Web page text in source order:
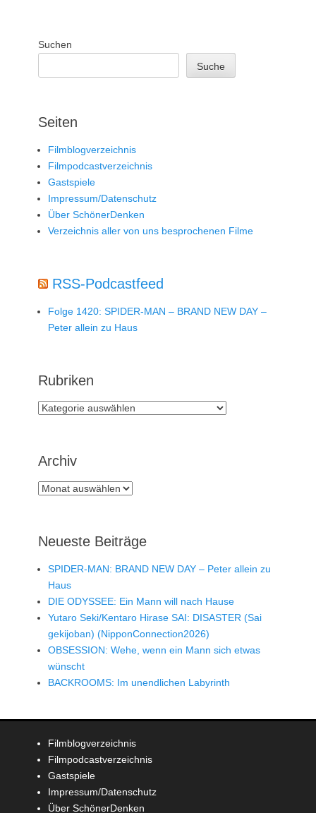
Suchen
Suche
Seiten
Filmblogverzeichnis
Filmpodcastverzeichnis
Gastspiele
Impressum/Datenschutz
Über SchönerDenken
Verzeichnis aller von uns besprochenen Filme
RSS-Podcastfeed
Folge 1420: SPIDER-MAN – BRAND NEW DAY –
Peter allein zu Haus
Rubriken
Rubriken
Archiv
Archiv
Neueste Beiträge
SPIDER-MAN: BRAND NEW DAY – Peter allein zu
Haus
DIE ODYSSEE: Ein Mann will nach Hause
Yutaro Seki/Kentaro Hirase SAI: DISASTER (Sai
gekijoban) (NipponConnection2026)
OBSESSION: Wehe, wenn ein Mann sich etwas
wünscht
BACKROOMS: Im unendlichen Labyrinth
Filmblogverzeichnis
Filmpodcastverzeichnis
Gastspiele
Impressum/Datenschutz
Über SchönerDenken